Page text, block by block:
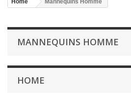
Home Mannequins Homme
MANNEQUINS HOMME
HOME